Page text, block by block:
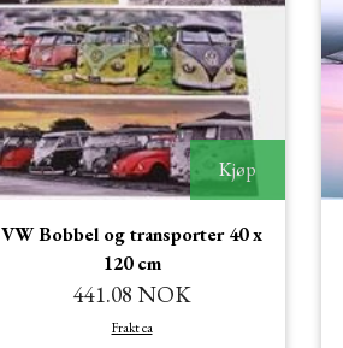
Kjøp
VW Bobbel og transporter 40 x
120 cm
441.08 NOK
Frakt ca